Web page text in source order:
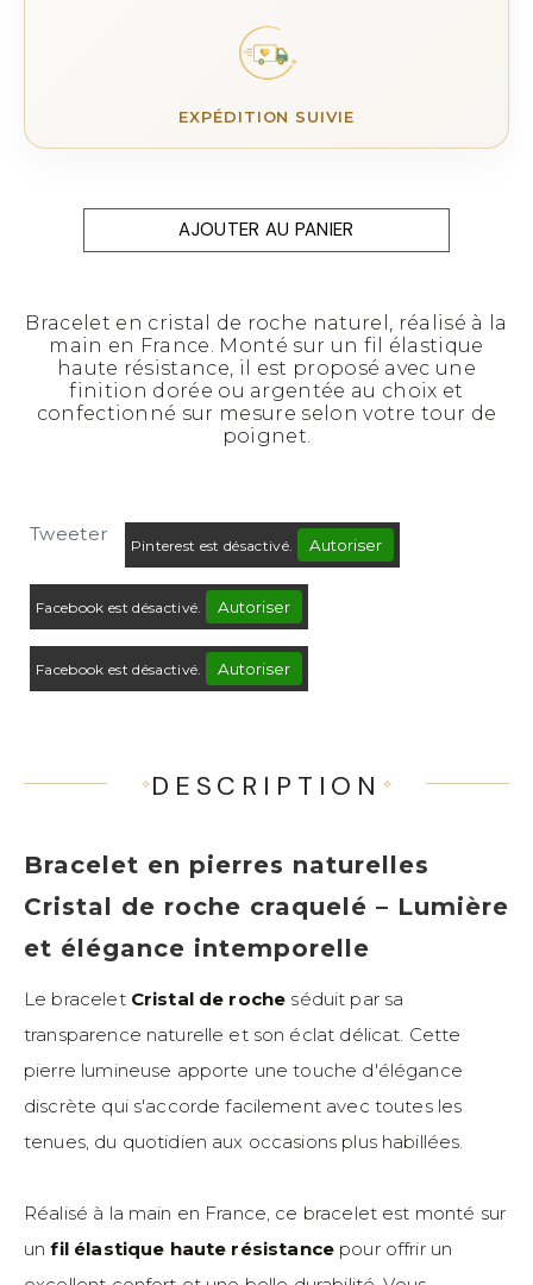
EXPÉDITION SUIVIE
AJOUTER AU PANIER
Bracelet en cristal de roche naturel, réalisé à la
main en France. Monté sur un fil élastique
haute résistance, il est proposé avec une
finition dorée ou argentée au choix et
confectionné sur mesure selon votre tour de
poignet.
Tweeter
Pinterest est désactivé. Autoriser
Facebook est désactivé. Autoriser
Facebook est désactivé. Autoriser
DESCRIPTION
Bracelet en pierres naturelles
Cristal de roche craquelé – Lumière
et élégance intemporelle
Le bracelet Cristal de roche séduit par sa
transparence naturelle et son éclat délicat. Cette
pierre lumineuse apporte une touche d'élégance
discrète qui s'accorde facilement avec toutes les
tenues, du quotidien aux occasions plus habillées.
Réalisé à la main en France, ce bracelet est monté sur
unfil élastique haute résistancepour offrir un